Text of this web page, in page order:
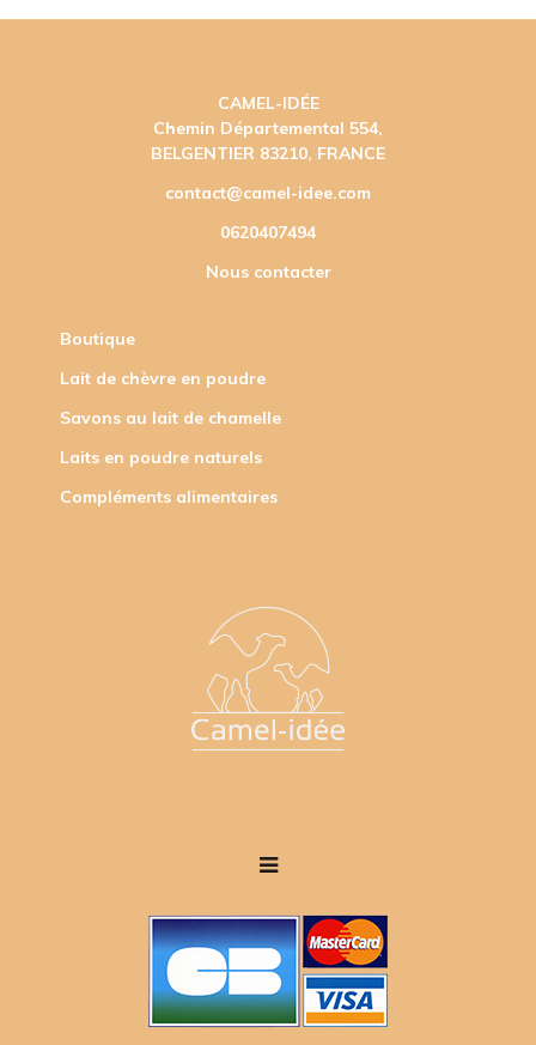
CAMEL-IDÉE
Chemin Départemental 554,
BELGENTIER 83210, FRANCE
contact@camel-idee.com
0620407494
Nous contacter
Boutique
Lait de chèvre en poudre
Savons au lait de chamelle
Laits en poudre naturels
Compléments alimentaires